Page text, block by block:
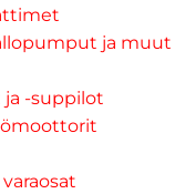
ja muut
-suppilot